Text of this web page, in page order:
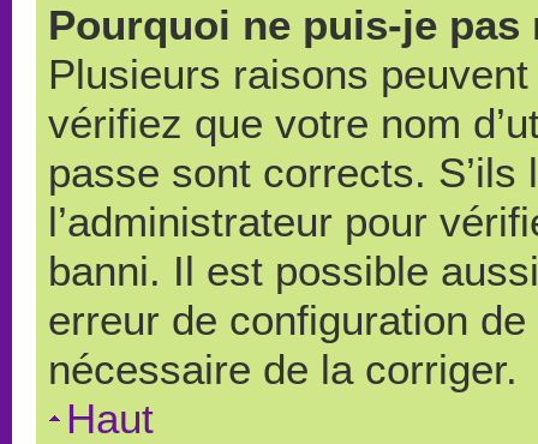
Pourquoi ne puis-je pas
Plusieurs raisons
vérifiez que votre nom
passe sont corrects.
l’administrateur pour
banni. Il est possible
erreur de configuration
nécessaire de la corriger.
Haut